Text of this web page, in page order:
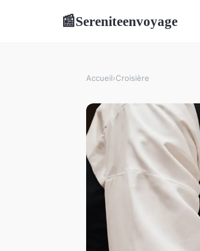
📰Sereniteenvoyage
Accueil›Croisière